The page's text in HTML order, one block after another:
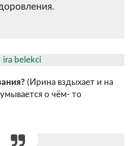
(Ирина вздыхает и на
о чём- то